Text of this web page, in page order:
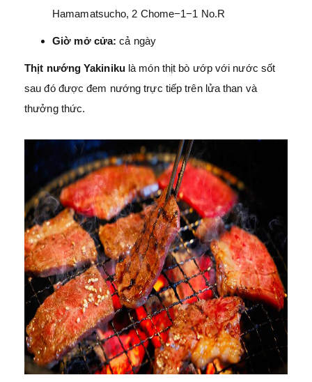
Hamamatsucho, 2 Chome−1−1 No.R
Giờ mở cửa: cả ngày
Thịt nướng Yakiniku là món thịt bò ướp với nước sốt
sau đó được đem nướng trực tiếp trên lửa than và
thưởng thức.